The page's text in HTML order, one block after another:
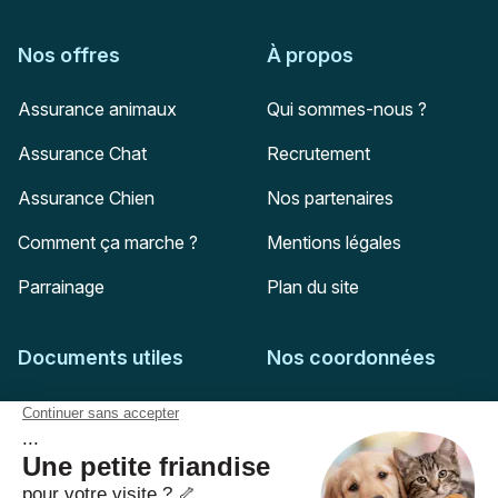
Nos offres
Assurance animaux
Assurance Chat
Assurance Chien
Comment ça marche ?
Parrainage
À propos
Qui sommes-nous ?
Recrutement
Nos partenaires
Mentions légales
Plan du site
Documents utiles
Feuille de soins
Conditions générales
Nos coordonnées
51-55 rue Hoche
94767
Ivry-sur-Seine